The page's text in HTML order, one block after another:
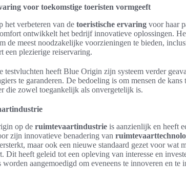
voor toekomstige toeristen vormgeeft
verbeteren van de toeristische ervaring voor haar
ontwikkelt het bedrijf innovatieve oplossingen.
de meest noodzakelijke voorzieningen te bieden,
een plezierige reiservaring.
testvluchten heeft Blue Origin zijn systeem verder
te garanderen. De bedoeling is om mensen de kans
die zowel toegankelijk als onvergetelijk is.
op de ruimtevaartindustrie is aanzienlijk en heeft
zijn innovatieve benadering van
maar ook een nieuwe standaard gezet voor wat
Dit heeft geleid tot een opleving van interesse en
worden aangemoedigd om eveneens te innoveren en te